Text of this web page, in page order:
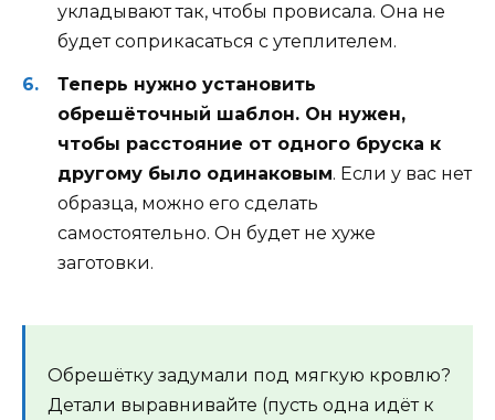
укладывают так, чтобы провисала. Она не
будет соприкасаться с утеплителем.
Теперь нужно установить
обрешёточный шаблон. Он нужен,
чтобы расстояние от одного бруска к
другому было одинаковым. Если у вас нет
образца, можно его сделать
самостоятельно. Он будет не хуже
заготовки.
Обрешётку задумали под мягкую кровлю?
Детали выравнивайте (пусть одна идёт к